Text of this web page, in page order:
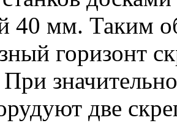
40 мм. Таким
горизонт
две